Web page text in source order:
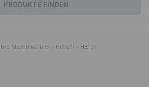
PRODUKTE FINDEN
Maschine hier » Hitachi » HE10